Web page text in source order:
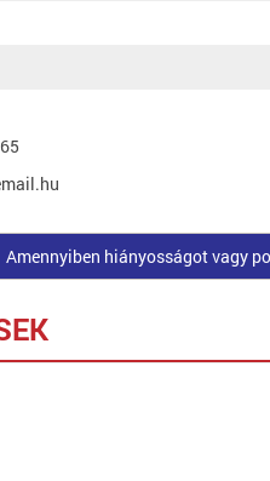
Amennyiben hiányosságot vagy